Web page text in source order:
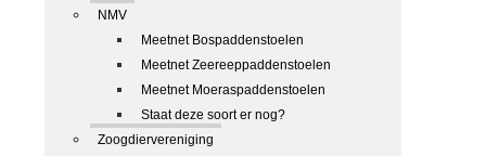
NMV
Meetnet Bospaddenstoelen
Meetnet Zeereeppaddenstoelen
Meetnet Moeraspaddenstoelen
Staat deze soort er nog?
Zoogdiervereniging